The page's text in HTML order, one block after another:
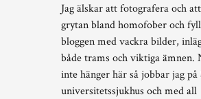
Jag älskar att fotografera och
grytan bland homofober och
bloggen med vackra bilder,
både trams och viktiga ämnen.
inte hänger här så jobbar jag på
universitetssjukhus och med all